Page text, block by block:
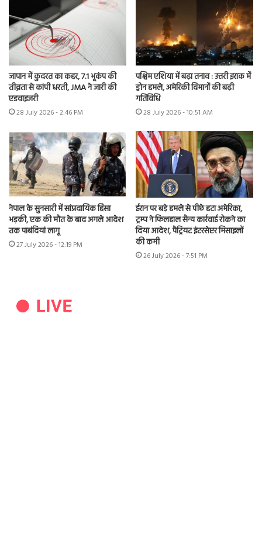
जापान में कुदरत का कहर, 7.1 भूकंप की
तीव्रता से कांपी धरती, JMA ने जारी की
एडवाइजरी
28 July 2026 - 2:46 PM
पश्चिम एशिया में बढ़ा तनाव : उत्तरी इराक में
ड्रोन हमले, अमेरिकी विमानों की बढ़ी
गतिविधि
28 July 2026 - 10:51 AM
नेपाल के सुनसारी में सांप्रदायिक हिंसा
भड़की, एक की मौत के बाद अगले आदेश
तक पाबंदियां लागू
27 July 2026 - 12:19 PM
ईरान पर बड़े हमले से पीछे हटा अमेरिका,
ट्रम्प ने फिलहाल सैन्य कार्रवाई रोकने का
दिया आदेश, पैट्रियट इंटरसेप्टर मिसाइलों
की कमी
26 July 2026 - 7:51 PM